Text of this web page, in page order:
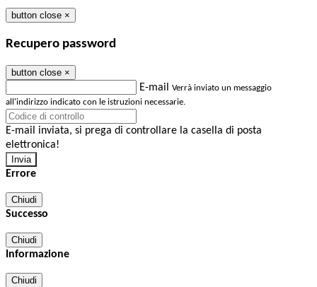
button close ×
Recupero password
button close ×
E-mail Verrà inviato un messaggio
all'indirizzo indicato con le istruzioni necessarie.
E-mail inviata, si prega di controllare la casella di posta
elettronica!
Errore
Chiudi
Successo
Chiudi
Informazione
Chiudi